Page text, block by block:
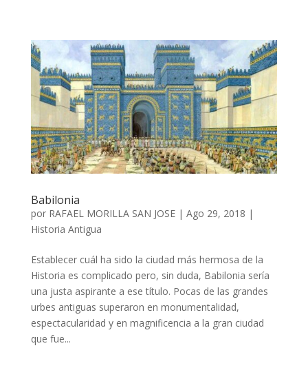
Babilonia
por RAFAEL MORILLA SAN JOSE| Ago 29, 2018 |
Historia Antigua
Establecer cuál ha sido la ciudad más hermosa de la
Historia es complicado pero, sin duda, Babilonia sería
una justa aspirante a ese título. Pocas de las grandes
urbes antiguas superaron en monumentalidad,
espectacularidad y en magnificencia a la gran ciudad
que fue...